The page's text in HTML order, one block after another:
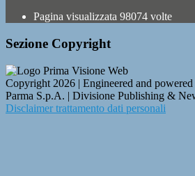
Pagina visualizzata 98074 volte
Sezione Copyright
Copyright 2026 | Engineered and
Parma S.p.A. | Divisione Publishing &
Disclaimer trattamento dati personali